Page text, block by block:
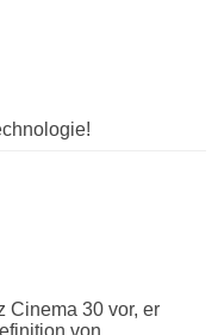
Cinema 30 vor, er